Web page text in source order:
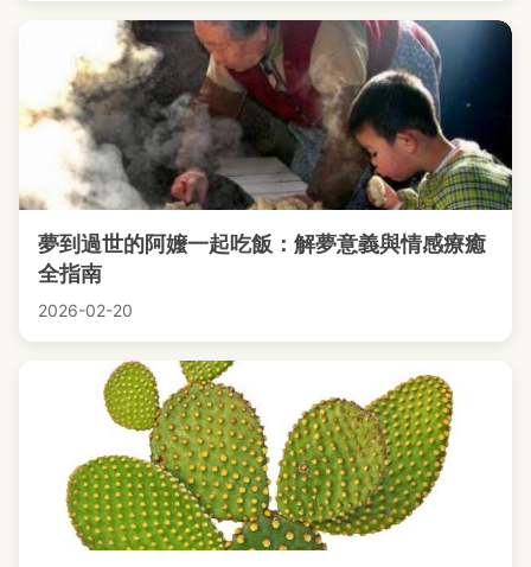
夢到過世的阿嬤一起吃飯：解夢意義與情感療癒
全指南
2026-02-20